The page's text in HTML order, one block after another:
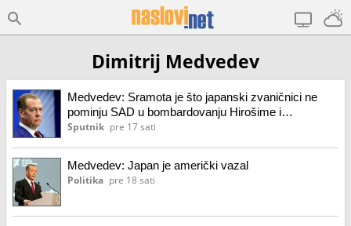
Dimitrij Medvedev
Medvedev: Sramota je što japanski zvaničnici ne
pominju SAD u bombardovanju Hirošime i
Nagasakija
Sputnik pre 17 sati
Medvedev: Japan je američki vazal
Politika pre 18 sati